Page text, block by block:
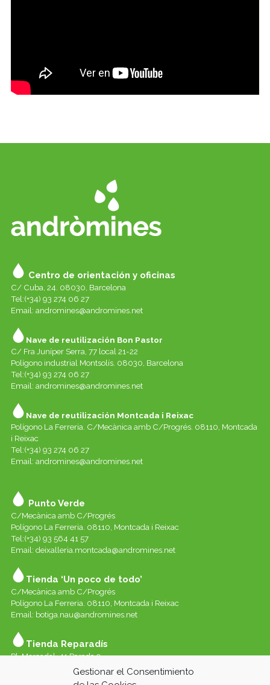
Gestionar el Consentimiento
Centro de orientación y oficinas
C/ Cuba, 24. 08030, Barcelona
Tel:(+34) 93 274 06 27
Email: andromines@andromines.net
Nave de reutilización Bon Pastor
C/ Fra Juníper Serra, 77 local 21-22
Polígono industrial Montsolís. 08030, Barcelona
Tel:(+34) 93 274 06 27
Email: andromines@andromines.net
Nave de reutilización Montcada i Reixac
Polígono La Ferreria. C/Mecànica amb C/Progrés. 08110, Montcada
i Reixac
Tel:(+34) 93 274 06 27
Email: andromines@andromines.net
Punto Verde
C/Mecànica amb C/Progrés
Polígono La Ferreria. 08110, Montcada i Reixac
Tel:(+34) 93 564 41 57
Email: deixalleria.montcada@andromines.net
Tienda ‘Un poco de todo’
C/Mecànica amb C/Progrés
Polígono La Ferreria. 08110, Montcada i Reixac
Email: botiga.nau@andromines.net
Tienda Reparadís
Pl. Mercadal, 41 Parada 9
Galerías del Mercado de Sant Andreu. 08030 Barcelona
Whatssap 639-520-060